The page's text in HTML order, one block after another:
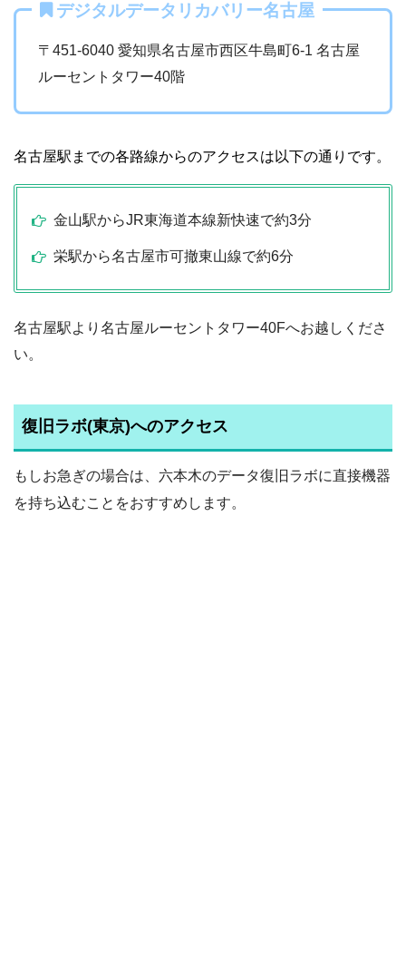
デジタルデータリカバリー名古屋
〒451-6040 愛知県名古屋市西区牛島町6-1 名古屋
ルーセントタワー40階
名古屋駅までの各路線からのアクセスは以下の通りです。
金山駅からJR東海道本線新快速で約3分
栄駅から名古屋市可撤東山線で約6分
名古屋駅より名古屋ルーセントタワー40Fへお越しくださ
い。
復旧ラボ(東京)へのアクセス
もしお急ぎの場合は、六本木のデータ復旧ラボに直接機器
を持ち込むことをおすすめします。